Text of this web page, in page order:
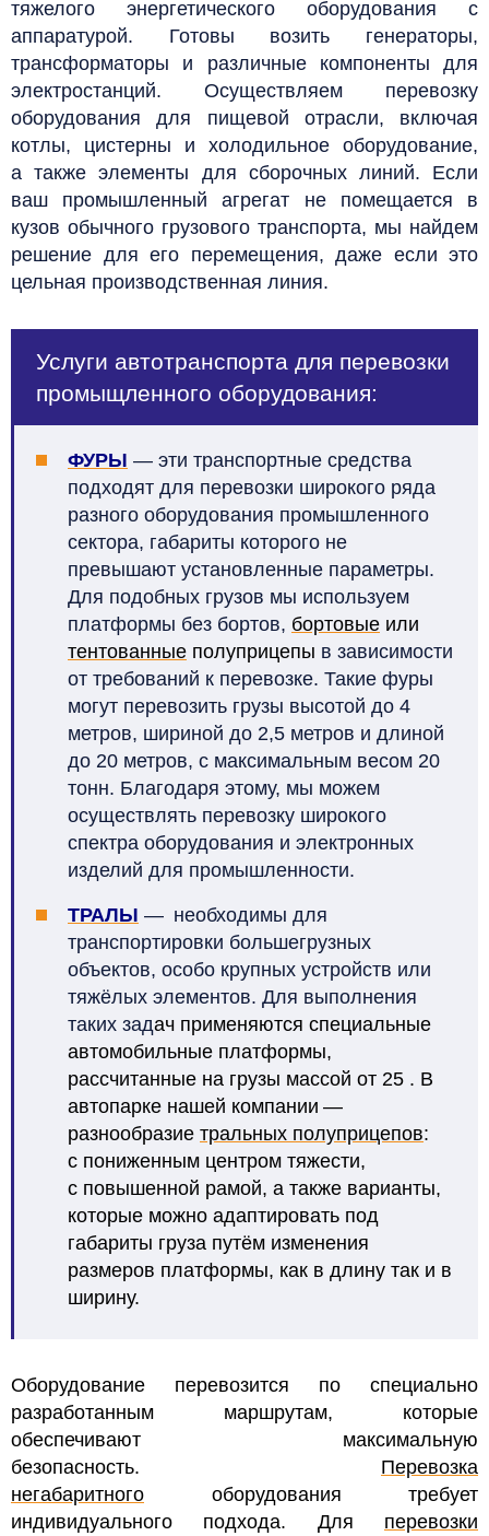
тяжелого энергетического оборудования с
аппаратурой. Готовы возить генераторы,
трансформаторы и различные компоненты для
электростанций. Осуществляем перевозку
оборудования для пищевой отрасли, включая
котлы, цистерны и холодильное оборудование,
а также элементы для сборочных линий. Если
ваш промышленный агрегат не помещается в
кузов обычного грузового транспорта, мы найдем
решение для его перемещения, даже если это
цельная производственная линия.
Услуги автотранспорта для перевозки
промыщленного оборудования:
ФУРЫ — эти транспортные средства
подходят для перевозки широкого ряда
разного оборудования промышленного
сектора, габариты которого не
превышают установленные параметры.
Для подобных грузов мы используем
платформы без бортов, бортовые или
тентованные полуприцепы в зависимости
от требований к перевозке. Такие фуры
могут перевозить грузы высотой до 4
метров, шириной до 2,5 метров и длиной
до 20 метров, с максимальным весом 20
тонн. Благодаря этому, мы можем
осуществлять перевозку широкого
спектра оборудования и электронных
изделий для промышленности.
ТРАЛЫ — необходимы для
транспортировки большегрузных
объектов, особо крупных устройств или
тяжёлых элементов. Для выполнения
таких задач применяются специальные
автомобильные платформы,
рассчитанные на грузы массой от 25 . В
автопарке нашей компании —
разнообразие тральных полуприцепов:
с пониженным центром тяжести,
с повышенной рамой, а также варианты,
которые можно адаптировать под
габариты груза путём изменения
размеров платформы, как в длину так и в
ширину.
Оборудование перевозится по специально
разработанным маршрутам, которые
обеспечивают максимальную
безопасность. Перевозка
негабаритного оборудования требует
индивидуального подхода. Для перевозки